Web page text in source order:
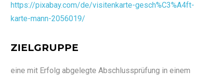
https://pixabay.com/de/visitenkarte-gesch%C3%A4ft-
karte-mann-2056019/
ZIELGRUPPE
eine mit Erfolg abgelegte Abschlussprüfung in einem